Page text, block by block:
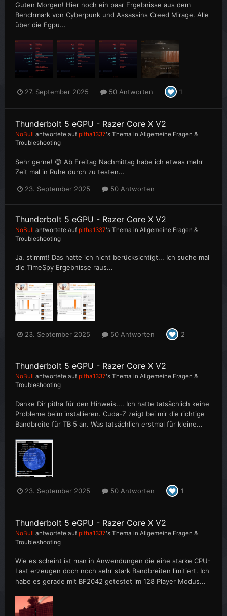
Guten Morgen! Hier noch ein paar Ergebnisse aus dem
Benchmark von Cyberpunk und Assassins Creed Mirage. Alle
über die Egpu...
27. September 2025 50 Antworten 1
Thunderbolt 5 eGPU - Razer Core X V2
NoBull antwortete auf pitha1337's Thema in Allgemeine Fragen &
Troubleshooting
Sehr gerne! 😊 Ab Freitag Nachmittag habe ich etwas mehr
Zeit mal in Ruhe durch zu testen...
23. September 2025 50 Antworten
Thunderbolt 5 eGPU - Razer Core X V2
NoBull antwortete auf pitha1337's Thema in Allgemeine Fragen &
Troubleshooting
Ja, stimmt! Das hatte ich nicht berücksichtigt... Ich suche mal
die TimeSpy Ergebnisse raus...
23. September 2025 50 Antworten 2
Thunderbolt 5 eGPU - Razer Core X V2
NoBull antwortete auf pitha1337's Thema in Allgemeine Fragen &
Troubleshooting
Danke Dir pitha für den Hinweis.... Ich hatte tatsächlich keine
Probleme beim installieren. Cuda-Z zeigt bei mir die richtige
Bandbreite für TB 5 an. Was tatsächlich erstmal für kleine...
23. September 2025 50 Antworten 1
Thunderbolt 5 eGPU - Razer Core X V2
NoBull antwortete auf pitha1337's Thema in Allgemeine Fragen &
Troubleshooting
Wie es scheint ist man in Anwendungen die eine starke CPU-
Last erzeugen doch noch sehr stark Bandbreiten limitiert. Ich
habe es gerade mit BF2042 getestet im 128 Player Modus...